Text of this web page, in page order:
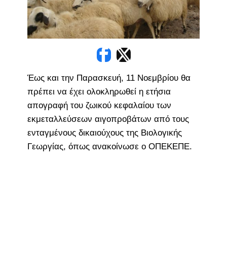
Έως και την Παρασκευή, 11 Νοεμβρίου θα
πρέπει να έχει ολοκληρωθεί η ετήσια
απογραφή του ζωικού κεφαλαίου των
εκμεταλλεύσεων αιγοπροβάτων από τους
ενταγμένους δικαιούχους της Βιολογικής
Γεωργίας, όπως ανακοίνωσε ο ΟΠΕΚΕΠΕ.